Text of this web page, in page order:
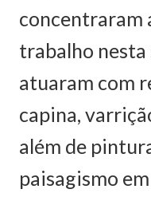
concentraram
trabalho nesta
atuaram com
capina,
além de
paisagismo